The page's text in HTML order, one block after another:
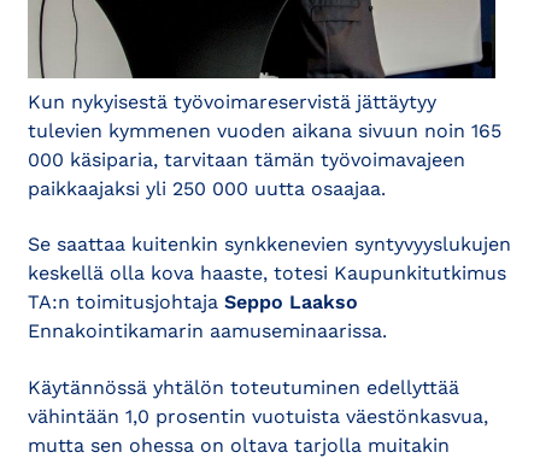
Kun nykyisestä työvoimareservistä jättäytyy
tulevien kymmenen vuoden aikana sivuun noin 165
000 käsiparia, tarvitaan tämän työvoimavajeen
paikkaajaksi yli 250 000 uutta osaajaa.
Se saattaa kuitenkin synkkenevien syntyvyyslukujen
keskellä olla kova haaste, totesi Kaupunkitutkimus
TA:n toimitusjohtajaSeppo Laakso
Ennakointikamarin aamuseminaarissa.
Käytännössä yhtälön toteutuminen edellyttää
vähintään 1,0 prosentin vuotuista väestönkasvua,
mutta sen ohessa on oltava tarjolla muitakin